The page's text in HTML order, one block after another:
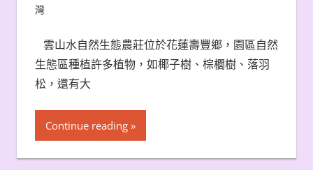
灣
雲山水自然生態農莊位於花蓮壽豐鄉，園區自然
生態區種植許多植物，如椰子樹、棕櫚樹、落羽
松，還有大
Continue reading